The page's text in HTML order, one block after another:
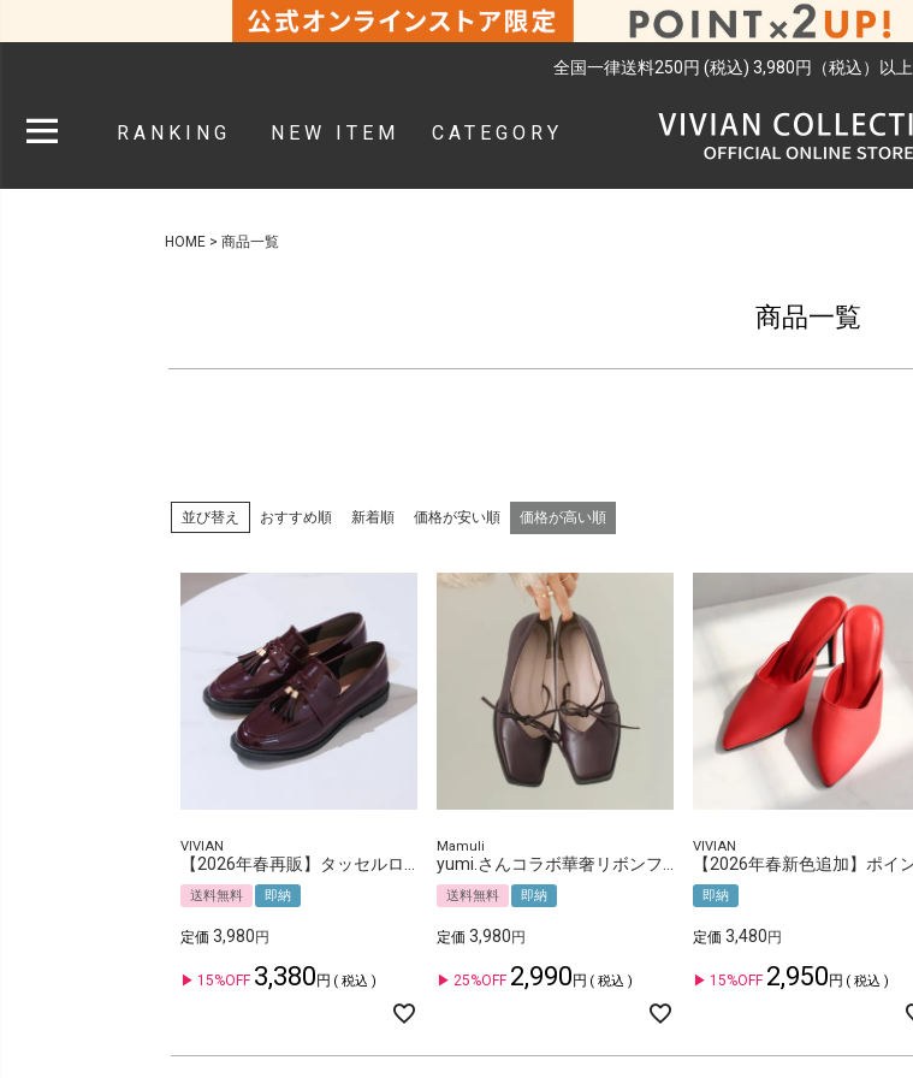
全国一律送料250円 (税込) 3,980円（税込）以
RANKING NEW ITEM CATEGORY
検索
HOME 商品一覧
商品一覧
カラー
グレー系 ブラウン系
ベージュ系 グリーン系 ブルー系
パープル系 イエロー系 ピンク系 レッド系
オレンジ系
並び順
新着順
優先度順
並び替え おすすめ順 新着順 価格が安い順 価格が高い順
VIVIAN
送料無料 即納
定価 3,980
15%OFF 3,380 税込
Mamuli
送料無料 即納
定価 3,980
25%OFF 2,990 税込
VIVIAN
即納
定価 3,480
15%OFF 2,950 税込